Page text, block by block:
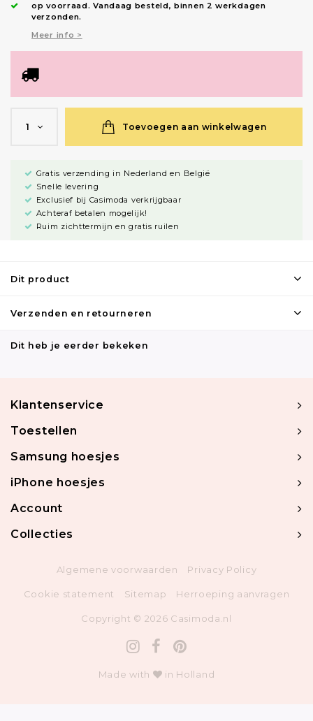
hoeken) - €16,95
op voorraad.Vandaag besteld, binnen 2 werkdagen
verzonden.
Meer info >
1 Toevoegen aan winkelwagen
Gratis verzending in Nederland en België
Snelle levering
Exclusief bij Casimoda verkrijgbaar
Achteraf betalen mogelijk!
Ruim zichttermijn en gratis ruilen
Dit product
Verzenden en retourneren
Dit heb je eerder bekeken
Klantenservice
Toestellen
Samsung hoesjes
iPhone hoesjes
Account
Collecties
Algemene voorwaarden Privacy Policy
Cookie statement Sitemap Herroeping aanvragen
Copyright © 2026 Casimoda.nl
Made with in Holland